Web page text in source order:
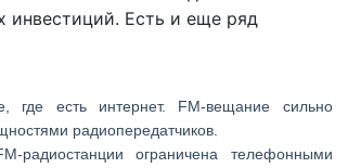
инвестиций. Есть и еще ряд
где есть интернет. FM-вещание сильно
радиопередатчиков.
радиостанции ограничена телефонными